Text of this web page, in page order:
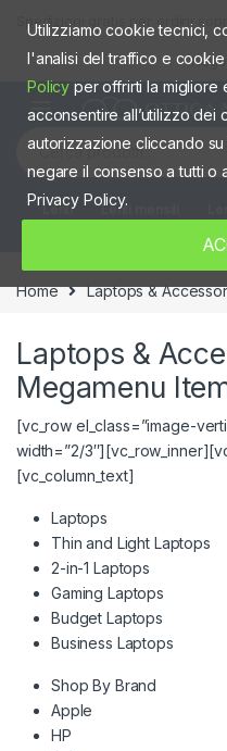
Spedizioni gratis per ordini
Cerca:
Lenti
Lenti mensili
Home Laptops &
Laptops &
Megamenu
[vc_row el_class=”image-
width=”2/
[vc_column_text]
Laptops
Thin and Light Laptops
2-in-1 Laptops
Gaming Laptops
Budget Laptops
Business Laptops
Shop By Brand
Apple
HP
Utilizziamo cookie tecnici,
l'analisi del traffico e
Policy per offrirti la migliore
acconsentire all’utilizzo dei
autorizzazione cliccando
negare il consenso a tutti o
Privacy Policy.